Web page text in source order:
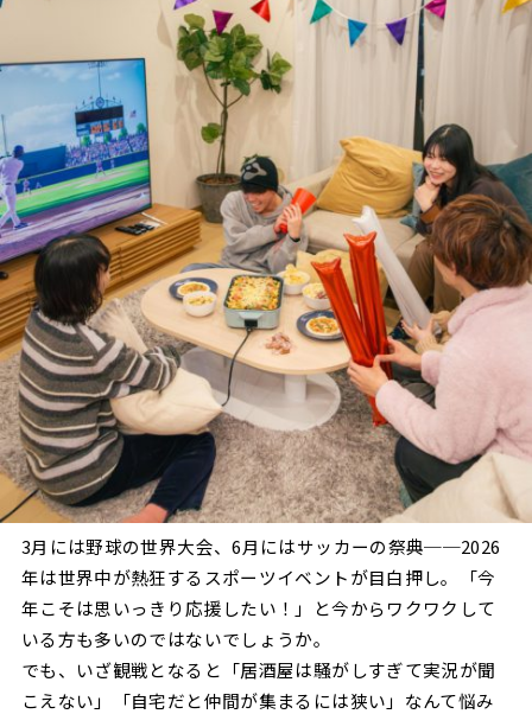
3月には野球の世界大会、6月にはサッカーの祭典──2026
年は世界中が熱狂するスポーツイベントが目白押し。「今
年こそは思いっきり応援したい！」と今からワクワクして
いる方も多いのではないでしょうか。
でも、いざ観戦となると「居酒屋は騒がしすぎて実況が聞
こえない」「自宅だと仲間が集まるには狭い」なんて悩み